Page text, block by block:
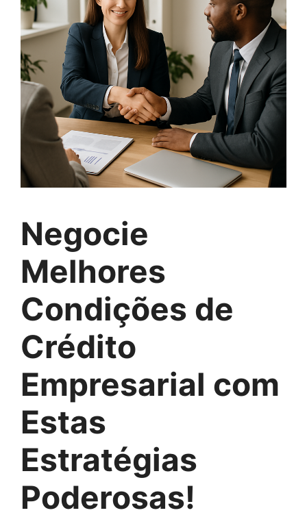
Negocie
Melhores
Condições de
Crédito
Empresarial com
Estas
Estratégias
Poderosas!